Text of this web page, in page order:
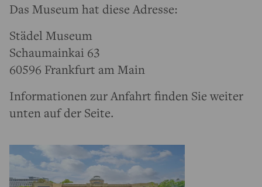
Das Museum hat diese Adresse:
Städel Museum
Schaumainkai 63
60596 Frankfurt am Main
Informationen zur Anfahrt finden Sie weiter
unten auf der Seite.